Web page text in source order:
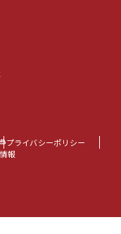
プライバシーポリシー
報